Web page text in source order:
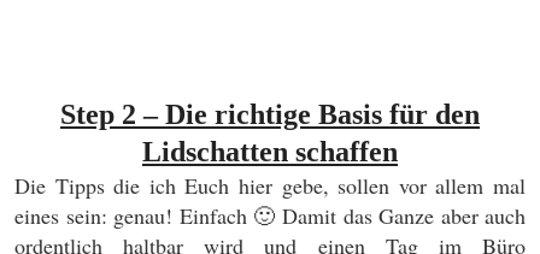
Step 2 – Die richtige Basis für den
Lidschatten schaffen
Die Tipps die ich Euch hier gebe, sollen vor allem mal
eines sein: genau! Einfach 🙂 Damit das Ganze aber auch
ordentlich haltbar wird und einen Tag im Büro